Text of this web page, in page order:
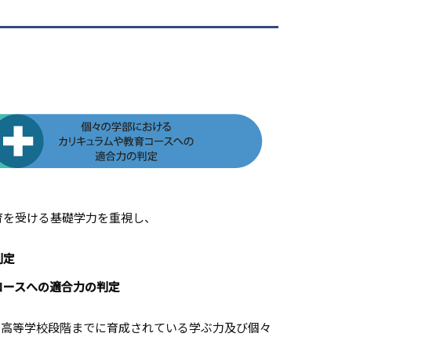
受ける基礎学力を重視し、
定
スへの適合力の判定
等学校段階までに育成されている学ぶ力及び個々